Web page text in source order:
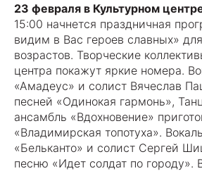
23 февраля в Культурном
15:00 начнется праздничная
видим в Вас героев славных»
возрастов. Творческие
центра покажут яркие номера.
«Амадеус» и солист Вячеслав
песней «Одинокая гармонь»,
ансамбль «Вдохновение»
«Владимирская топотуха».
«Бельканто» и солист Сергей
песню «Идет солдат по городу».